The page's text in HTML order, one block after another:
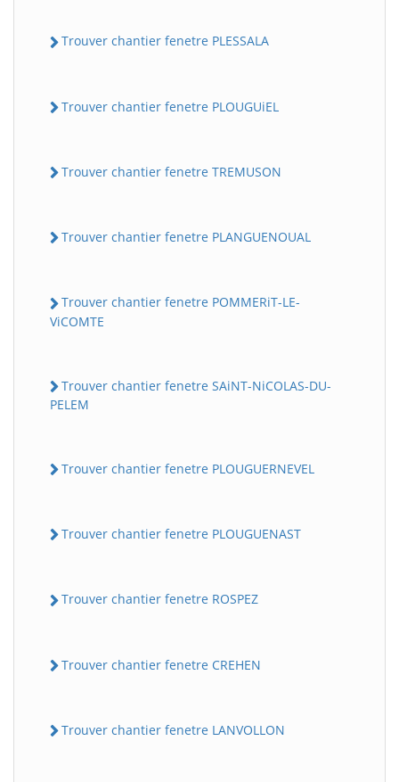
Trouver chantier fenetre PLESSALA
Trouver chantier fenetre PLOUGUiEL
Trouver chantier fenetre TREMUSON
Trouver chantier fenetre PLANGUENOUAL
Trouver chantier fenetre POMMERiT-LE-
ViCOMTE
Trouver chantier fenetre SAiNT-NiCOLAS-DU-
PELEM
Trouver chantier fenetre PLOUGUERNEVEL
Trouver chantier fenetre PLOUGUENAST
Trouver chantier fenetre ROSPEZ
Trouver chantier fenetre CREHEN
Trouver chantier fenetre LANVOLLON